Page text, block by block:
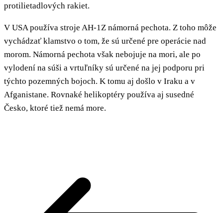
protilietadlových rakiet.
V USA používa stroje AH-1Z námorná pechota. Z toho môže
vychádzať klamstvo o tom, že sú určené pre operácie nad
morom. Námorná pechota však nebojuje na mori, ale po
vylodení na súši a vrtuľníky sú určené na jej podporu pri
týchto pozemných bojoch. K tomu aj došlo v Iraku a v
Afganistane. Rovnaké helikoptéry používa aj susedné
Česko, ktoré tiež nemá more.